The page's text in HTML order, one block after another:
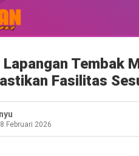
Lapangan Tembak
Fasilitas
Februari 2026